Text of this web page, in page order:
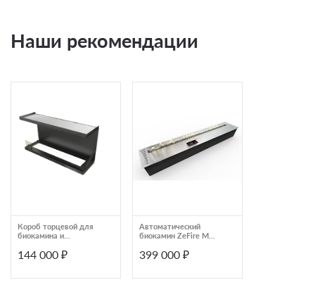
Наши рекомендации
Короб торцевой для
биокамина и
Airtone Frame 1700
144 000 ₽
Автоматический
биокамин ZeFire М
(ZeFire)
399 000 ₽